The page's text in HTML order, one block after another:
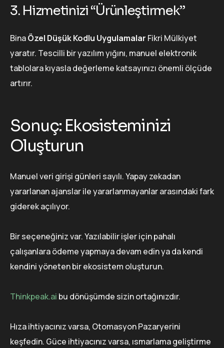
3. Hizmetinizi “Ürünleştirmek”
BinaÖzel Düşük Kodlu Uygulamalar Fikri Mülkiyet
yaratır. Tescilli bir yazılım yığını, manuel elektronik
tablolara kıyasla değerleme katsayınızı önemli ölçüde
artırır.
Sonuç: Ekosisteminizi
Oluşturun
Manuel veri girişi günleri sayılı. Yapay zekadan
yararlanan ajanslar ile yararlanmayanlar arasındaki fark
giderek açılıyor.
Bir seçeneğiniz var. Yazılabilir işler için pahalı
çalışanlara ödeme yapmaya devam edin ya da kendi
kendini yöneten bir ekosistem oluşturun.
Thinkpeak.ai bu dönüşümde sizin ortağınızdır.
Hıza ihtiyacınız varsa, Otomasyon Pazaryerini
keşfedin. Güce ihtiyacınız varsa, ısmarlama geliştirme